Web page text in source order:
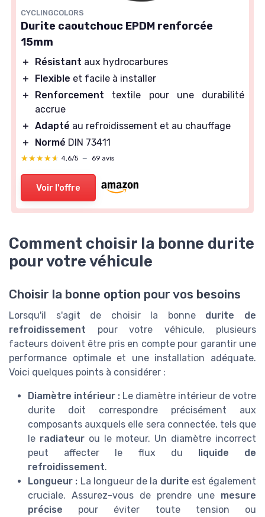
CYCLINGCOLORS
Durite caoutchouc EPDM renforcée
15mm
＋ Résistant aux hydrocarbures
＋
Flexible et facile à installer
＋
Renforcement textile pour une durabilité
accrue
＋ Adapté au refroidissement et au chauffage
＋
Normé DIN 73411
★★★★★
★★★★★ 4,6/5 — 69 avis
Voir l'offre
Comment choisir la bonne durite
pour votre véhicule
Choisir la bonne option pour vos besoins
Lorsqu'il s'agit de choisir la bonne durite de
refroidissement pour votre véhicule, plusieurs
facteurs doivent être pris en compte pour garantir une
performance optimale et une installation adéquate.
Voici quelques points à considérer :
Diamètre intérieur : Le diamètre intérieur de votre
durite doit correspondre précisément aux
composants auxquels elle sera connectée, tels que
le radiateur ou le moteur. Un diamètre incorrect
peut affecter le flux du liquide de
refroidissement.
Longueur : La longueur de la durite est également
cruciale. Assurez-vous de prendre une mesure
précise pour éviter toute tension ou